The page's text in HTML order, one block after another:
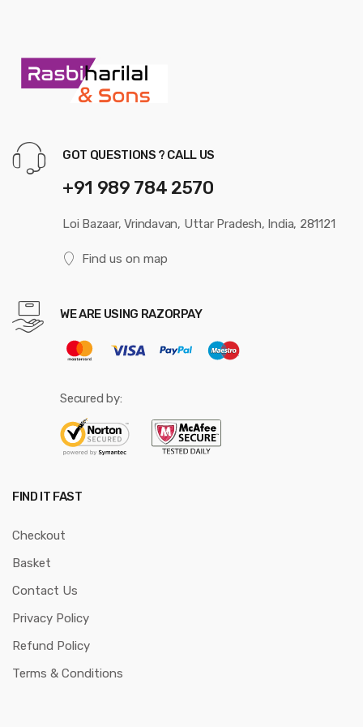
GOT QUESTIONS ? CALL US
+91 989 784 2570
Loi Bazaar, Vrindavan, Uttar Pradesh, India, 281121
Find us on map
WE ARE USING RAZORPAY
Secured by:
FIND IT FAST
Checkout
Basket
Contact Us
Privacy Policy
Refund Policy
Terms & Conditions